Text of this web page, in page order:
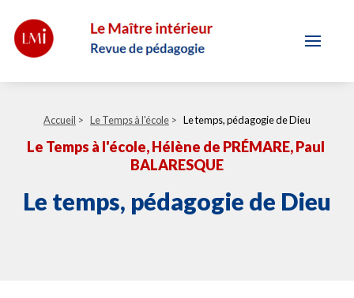
Accueil > Le Temps à l'école > Le temps, pédagogie de Dieu
Le Temps à l'école, Hélène de PRÉMARE, Paul
BALARESQUE
Le temps, pédagogie de Dieu